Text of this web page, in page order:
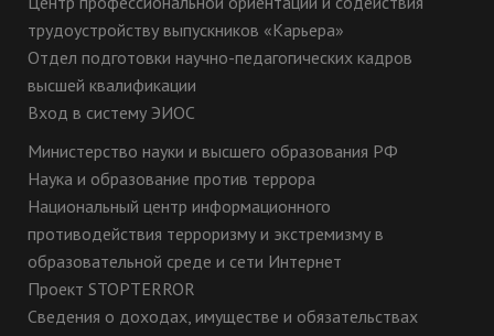
трудоустройству выпускников «Карьера»
Отдел подготовки научно-педагогических кадров
высшей квалификации
Вход в систему ЭИОС
Министерство науки и высшего образования РФ
Наука и образование против террора
Национальный центр информационного
противодействия терроризму и экстремизму в
образовательной среде и сети Интернет
Проект STOPTERROR
Сведения о доходах, имуществе и обязательствах